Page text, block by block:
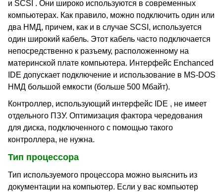
и SCSI . Они широко используются в современных
компьютерах. Как правило, можно подключить один или
два НМД, причем, как и в случае SCSI, используется
один широкий кабель. Этот кабель часто подключается
непосредственно к разъему, расположенному на
материнской плате компьютера. Интерфейс Enchanced
IDE допускает подключение и использование в MS-DOS
НМД большой емкости (больше 500 Мбайт).
Контроллер, использующий интерфейс IDE , не имеет
отдельного ПЗУ. Оптимизация фактора чередования
для диска, подключенного с помощью такого
контроллера, не нужна.
Тип процессора
Тип используемого процессора можно выяснить из
документации на компьютер. Если у вас компьютер